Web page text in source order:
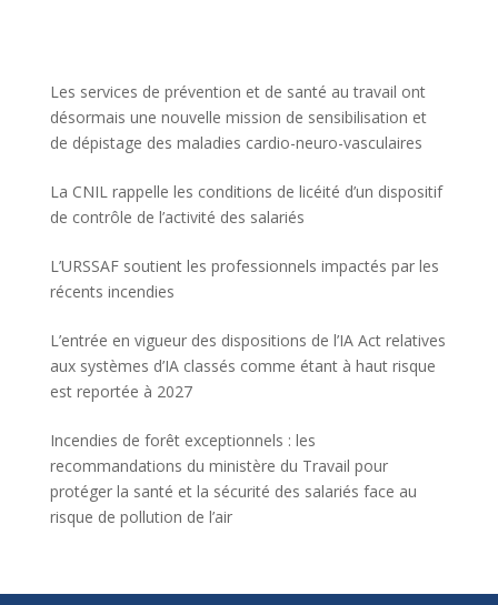
Les services de prévention et de santé au travail ont
désormais une nouvelle mission de sensibilisation et
de dépistage des maladies cardio-neuro-vasculaires
La CNIL rappelle les conditions de licéité d’un dispositif
de contrôle de l’activité des salariés
L’URSSAF soutient les professionnels impactés par les
récents incendies
L’entrée en vigueur des dispositions de l’IA Act relatives
aux systèmes d’IA classés comme étant à haut risque
est reportée à 2027
Incendies de forêt exceptionnels : les
recommandations du ministère du Travail pour
protéger la santé et la sécurité des salariés face au
risque de pollution de l’air